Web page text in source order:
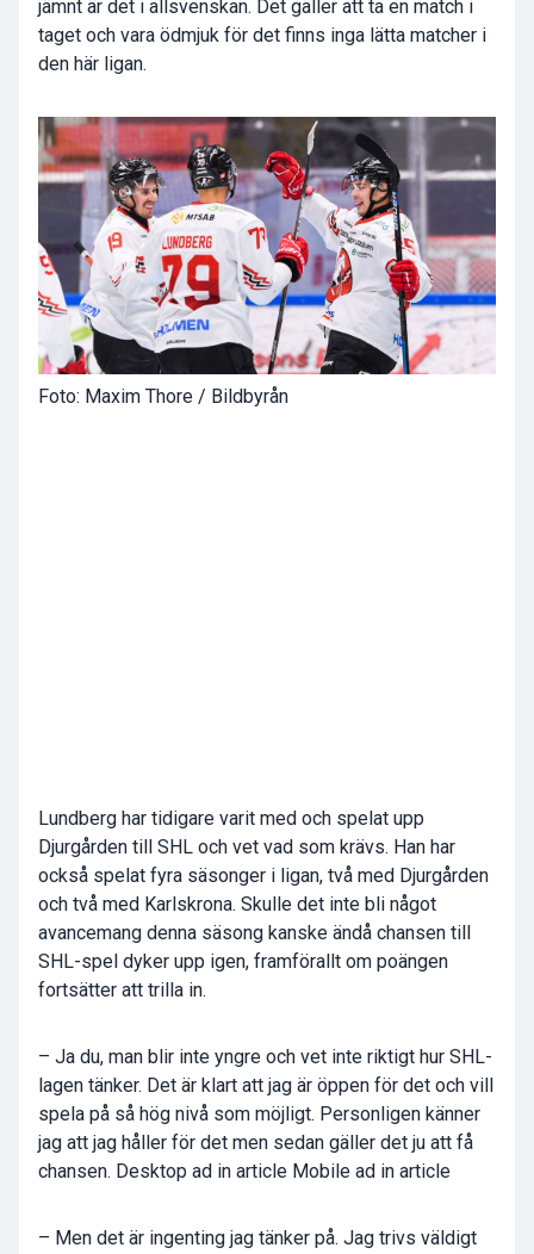
jämnt är det i allsvenskan. Det gäller att ta en match i
taget och vara ödmjuk för det finns inga lätta matcher i
den här ligan.
Foto: Maxim Thore / Bildbyrån
Lundberg har tidigare varit med och spelat upp
Djurgården till SHL och vet vad som krävs. Han har
också spelat fyra säsonger i ligan, två med Djurgården
och två med Karlskrona. Skulle det inte bli något
avancemang denna säsong kanske ändå chansen till
SHL-spel dyker upp igen, framförallt om poängen
fortsätter att trilla in.
– Ja du, man blir inte yngre och vet inte riktigt hur SHL-
lagen tänker. Det är klart att jag är öppen för det och vill
spela på så hög nivå som möjligt. Personligen känner
jag att jag håller för det men sedan gäller det ju att få
chansen. Desktop ad in article Mobile ad in article
– Men det är ingenting jag tänker på. Jag trivs väldigt